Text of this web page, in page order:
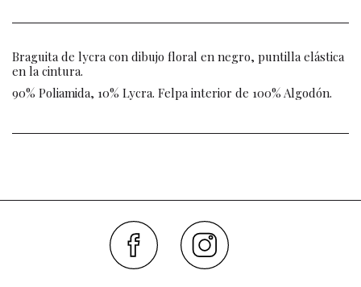
Braguita de lycra con dibujo floral en negro, puntilla elástica
en la cintura.
90% Poliamida, 10% Lycra. Felpa interior de 100% Algodón.